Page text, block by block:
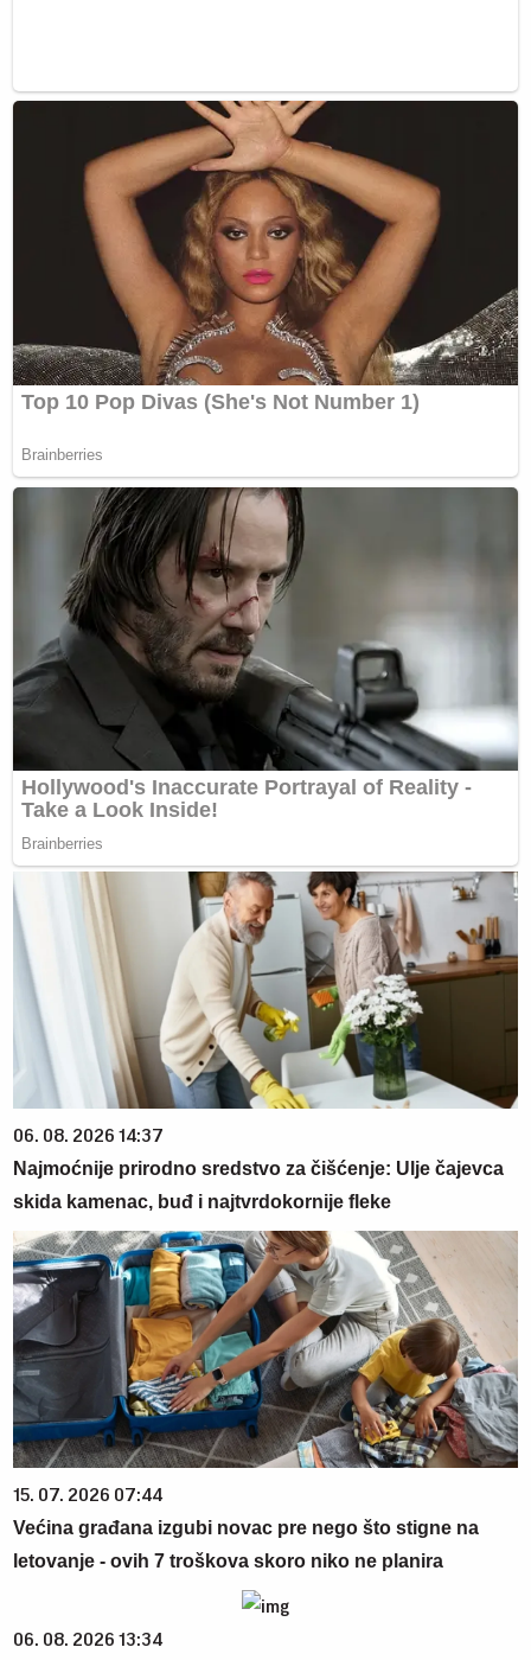
06. 08. 2026 14:37
Najmoćnije prirodno sredstvo za čišćenje: Ulje čajevca
skida kamenac, buđ i najtvrdokornije fleke
15. 07. 2026 07:44
Većina građana izgubi novac pre nego što stigne na
letovanje - ovih 7 troškova skoro niko ne planira
06. 08. 2026 13:34